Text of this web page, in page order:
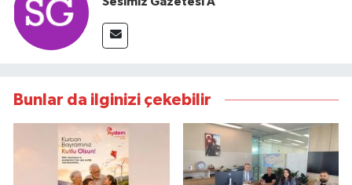
Bunlar da ilginizi çekebilir